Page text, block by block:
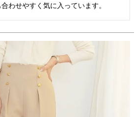
わせやすく気に入っています。